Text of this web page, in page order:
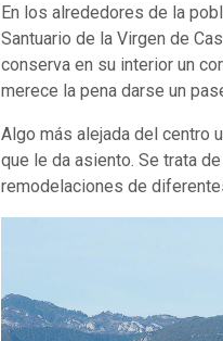
En los alrededores de la
Santuario de la Virgen de
conserva en su interior un
merece la pena darse un
Algo más alejada del centro
que le da asiento. Se trata
remodelaciones de